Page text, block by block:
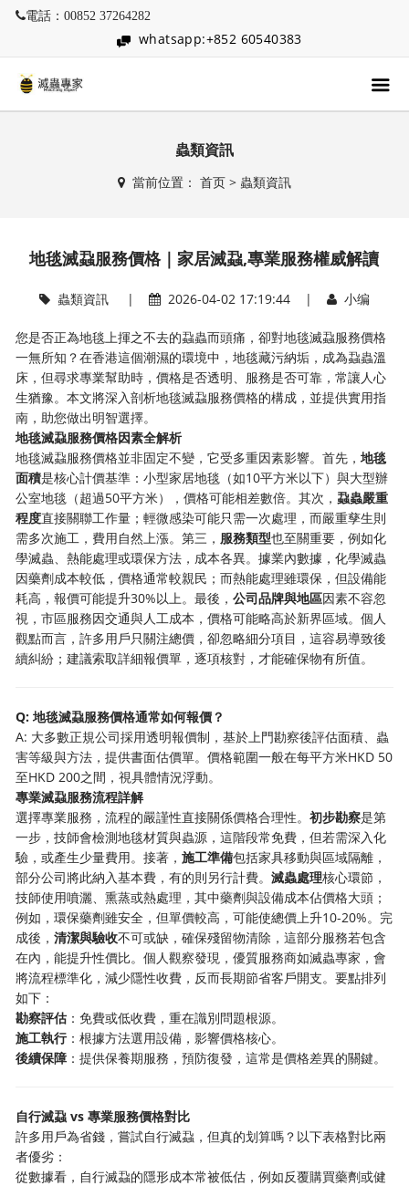
電話：00852 37264282
whatsapp:+852 60540383
蟲類資訊
當前位置： 首页> 蟲類資訊
地毯滅蝨服務價格｜家居滅蝨,專業服務權威解讀
蟲類資訊| 2026-04-02 17:19:44 | 小编
您是否正為地毯上揮之不去的蝨蟲而頭痛，卻對地毯滅蝨服務價格
一無所知？在香港這個潮濕的環境中，地毯藏污納垢，成為蝨蟲溫
床，但尋求專業幫助時，價格是否透明、服務是否可靠，常讓人心
生猶豫。本文將深入剖析地毯滅蝨服務價格的構成，並提供實用指
南，助您做出明智選擇。
地毯滅蝨服務價格因素全解析
地毯滅蝨服務價格並非固定不變，它受多重因素影響。首先，地毯
面積是核心計價基準：小型家居地毯（如10平方米以下）與大型辦
公室地毯（超過50平方米），價格可能相差數倍。其次， 蝨蟲嚴重
程度直接關聯工作量；輕微感染可能只需一次處理，而嚴重孳生則
需多次施工，費用自然上漲。第三， 服務類型也至關重要，例如化
學滅蟲、熱能處理或環保方法，成本各異。據業內數據，化學滅蟲
因藥劑成本較低，價格通常較親民；而熱能處理雖環保，但設備能
耗高，報價可能提升30%以上。最後，公司品牌與地區因素不容忽
視，市區服務因交通與人工成本，價格可能略高於新界區域。個人
觀點而言，許多用戶只關注總價，卻忽略細分項目，這容易導致後
續糾紛；建議索取詳細報價單，逐項核對，才能確保物有所值。
Q: 地毯滅蝨服務價格通常如何報價？
A: 大多數正規公司採用透明報價制，基於上門勘察後評估面積、蟲
害等級與方法，提供書面估價單。價格範圍一般在每平方米HKD 50
至HKD 200之間，視具體情況浮動。
專業滅蝨服務流程詳解
選擇專業服務，流程的嚴謹性直接關係價格合理性。初步勘察是第
一步，技師會檢測地毯材質與蟲源，這階段常免費，但若需深入化
驗，或產生少量費用。接著，施工準備包括家具移動與區域隔離，
部分公司將此納入基本費，有的則另行計費。滅蟲處理核心環節，
技師使用噴灑、熏蒸或熱處理，其中藥劑與設備成本佔價格大頭；
例如，環保藥劑雖安全，但單價較高，可能使總價上升10-20%。完
成後，清潔與驗收不可或缺，確保殘留物清除，這部分服務若包含
在內，能提升性價比。個人觀察發現，優質服務商如滅蟲專家，會
將流程標準化，減少隱性收費，反而長期節省客戶開支。要點排列
如下：
勘察評估 ：免費或低收費，重在識別問題根源。
施工執行：根據方法選用設備，影響價格核心。
後續保障 ：提供保養期服務，預防復發，這常是價格差異的關鍵。
自行滅蝨 vs 專業服務價格對比
許多用戶為省錢，嘗試自行滅蝨，但真的划算嗎？以下表格對比兩
者優劣：
從數據看，自行滅蝨的隱形成本常被低估，例如反覆購買藥劑或健